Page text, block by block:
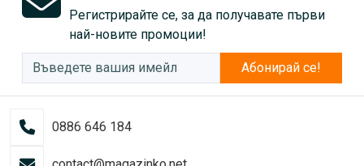
Регистрирайте се, за да получавате първи
най-новите промоции!
Абонирай се!
0886 646 184